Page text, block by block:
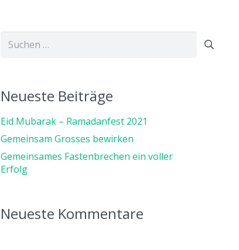
Suchen
Neueste Beiträge
Eid Mubarak – Ramadanfest 2021
Gemeinsam Grosses bewirken
Gemeinsames Fastenbrechen ein voller
Erfolg
Neueste Kommentare